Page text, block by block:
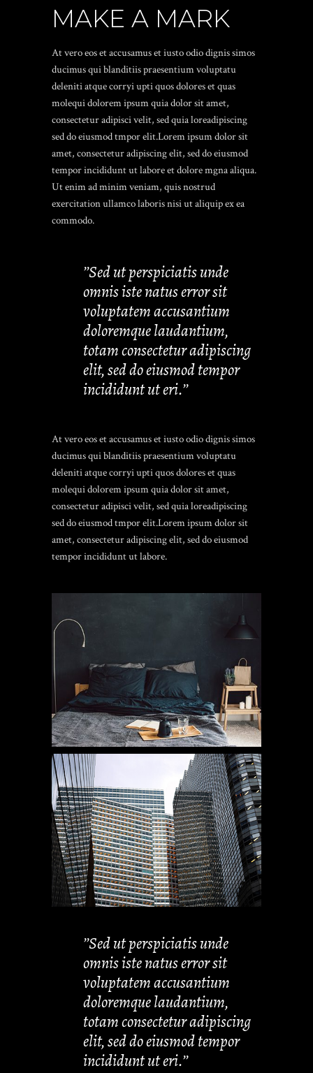
MAKE A MARK
At vero eos et accusamus et iusto odio dignis simos
ducimus qui blanditiis praesentium voluptatu
deleniti atque corryi upti quos dolores et quas
molequi dolorem ipsum quia dolor sit amet,
consectetur adipisci velit, sed quia loreadipiscing
sed do eiusmod tmpor elit.Lorem ipsum dolor sit
amet, consectetur adipiscing elit, sed do eiusmod
tempor incididunt ut labore et dolore mgna aliqua.
Ut enim ad minim veniam, quis nostrud
exercitation ullamco laboris nisi ut aliquip ex ea
commodo.
’’Sed ut perspiciatis unde
omnis iste natus error sit
voluptatem accusantium
doloremque laudantium,
totam consectetur adipiscing
elit, sed do eiusmod tempor
incididunt ut eri.’’
At vero eos et accusamus et iusto odio dignis simos
ducimus qui blanditiis praesentium voluptatu
deleniti atque corryi upti quos dolores et quas
molequi dolorem ipsum quia dolor sit amet,
consectetur adipisci velit, sed quia loreadipiscing
sed do eiusmod tmpor elit.Lorem ipsum dolor sit
amet, consectetur adipiscing elit, sed do eiusmod
tempor incididunt ut labore.
’’Sed ut perspiciatis unde
omnis iste natus error sit
voluptatem accusantium
doloremque laudantium,
totam consectetur adipiscing
elit, sed do eiusmod tempor
incididunt ut eri.’’